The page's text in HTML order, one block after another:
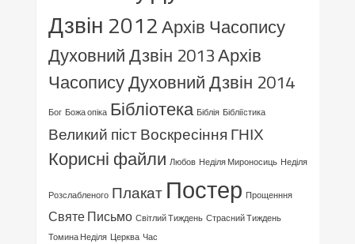
Дзвін 2012Архів Часопису
Духовний Дзвін 2013Архів
Часопису Духовний Дзвін 2014
Бог Божа опіка Бібліотека Біблія Бібліїстика
Великий пістВоскресіння ГНІХ
Корисні файли Любов Неділя Мироносиць Неділя
Розслабленого Плакат Постер Прощенння
Святе Письмо Світлий Тиждень Страсний Тиждень
Томина Неділя Церква Час